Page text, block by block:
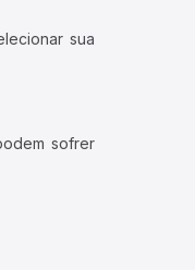
sua
sofrer